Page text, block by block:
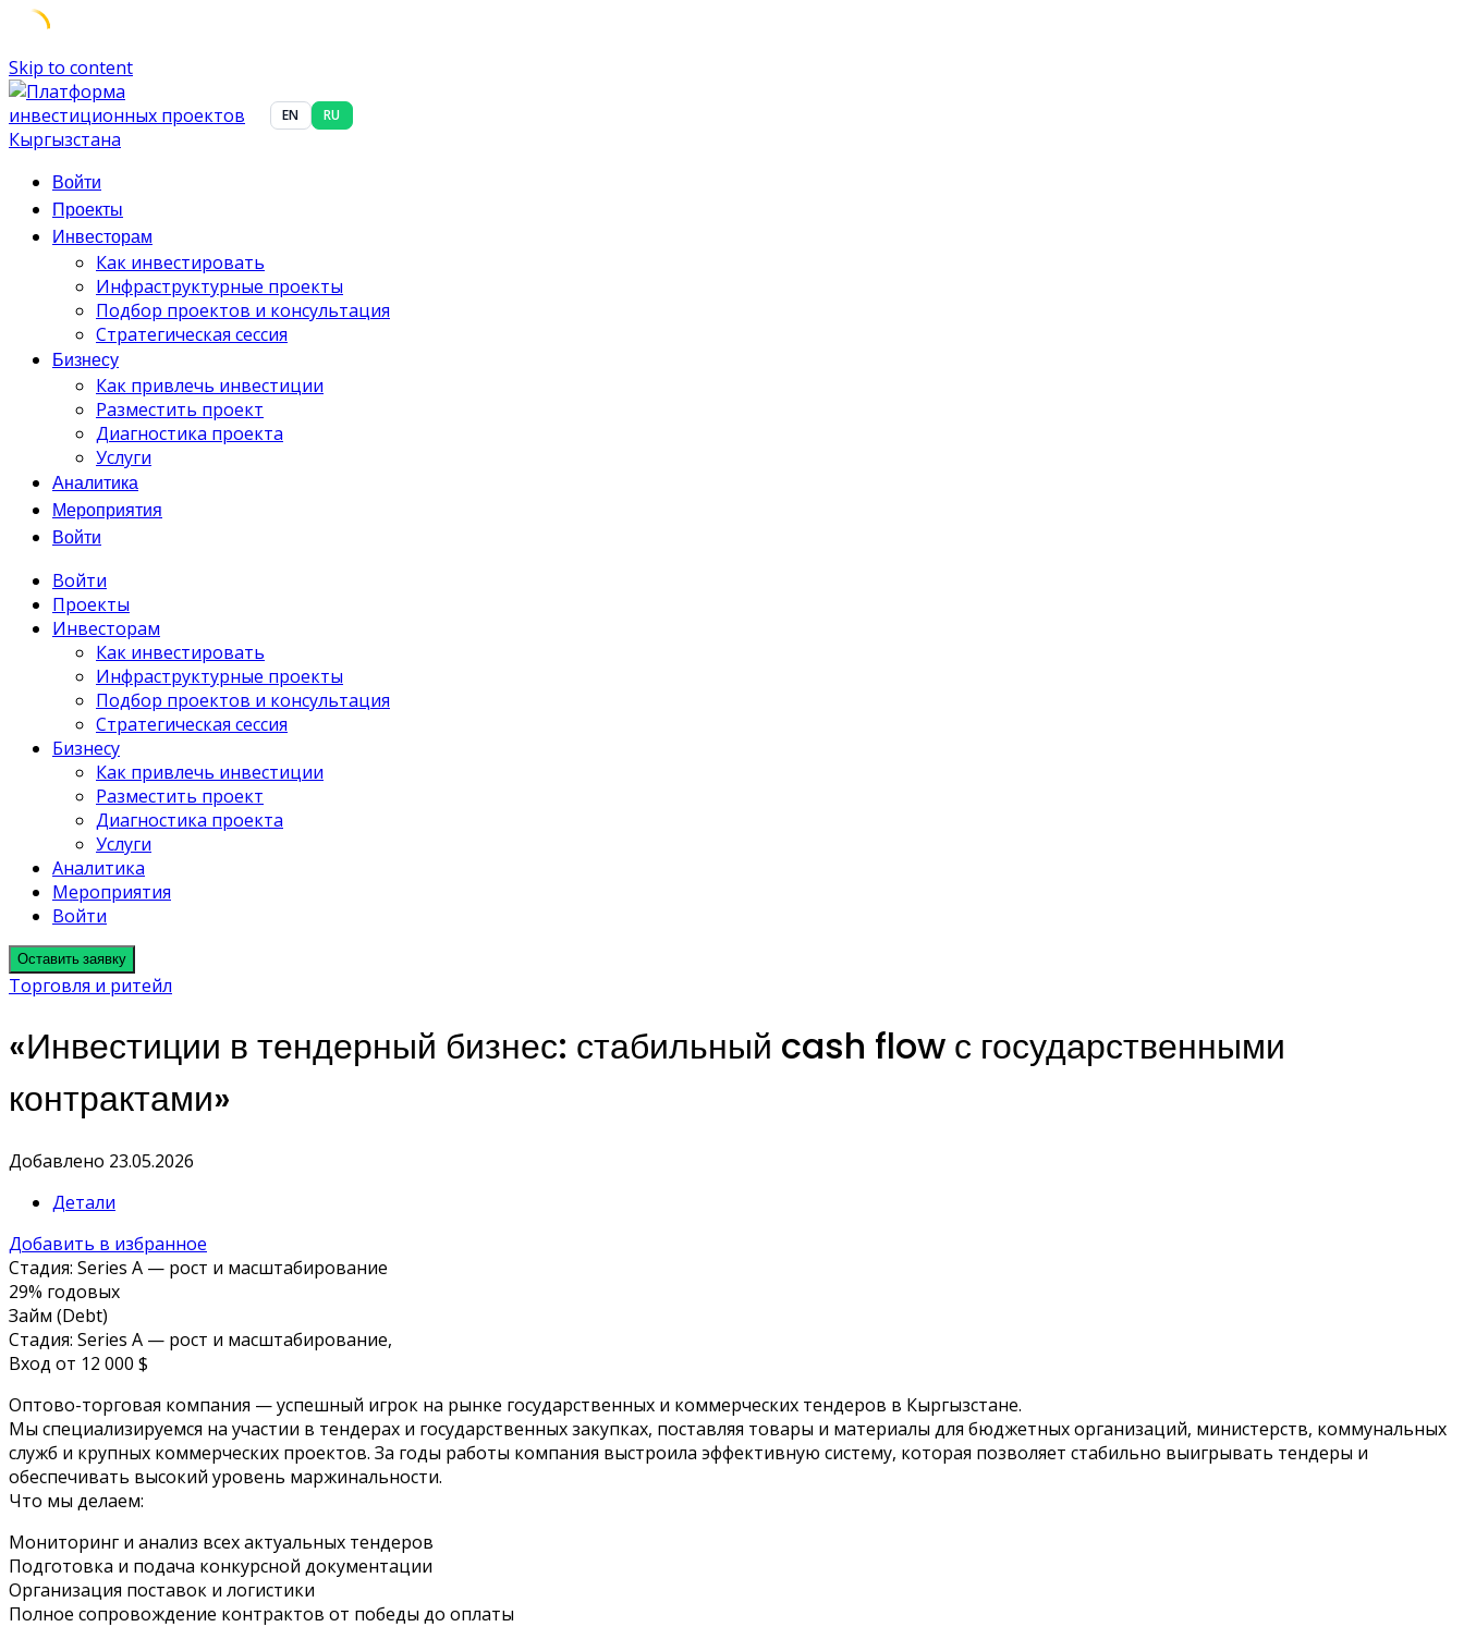
Skip to content
EN RU
Войти
Проекты
Инвесторам
Как инвестировать
Инфраструктурные проекты
Подбор проектов и консультация
Стратегическая сессия
Бизнесу
Как привлечь инвестиции
Разместить проект
Диагностика проекта
Услуги
Аналитика
Мероприятия
Войти
Войти
Проекты
Инвесторам
Как инвестировать
Инфраструктурные проекты
Подбор проектов и консультация
Стратегическая сессия
Бизнесу
Как привлечь инвестиции
Разместить проект
Диагностика проекта
Услуги
Аналитика
Мероприятия
Войти
Оставить заявку
Торговля и ритейл
«Инвестиции в тендерный бизнес: стабильный cash flow с государственными
контрактами»
Добавлено 23.05.2026
Детали
Добавить в избранное
Стадия: Series A — рост и масштабирование
29% годовых
Займ (Debt)
Стадия: Series A — рост и масштабирование,
Вход от 12 000 $
Оптово-торговая компания — успешный игрок на рынке государственных и коммерческих тендеров в Кыргызстане.
Мы специализируемся на участии в тендерах и государственных закупках, поставляя товары и материалы для бюджетных организаций, министерств, коммунальных
служб и крупных коммерческих проектов. За годы работы компания выстроила эффективную систему, которая позволяет стабильно выигрывать тендеры и
обеспечивать высокий уровень маржинальности.
Что мы делаем:
Мониторинг и анализ всех актуальных тендеров
Подготовка и подача конкурсной документации
Организация поставок и логистики
Полное сопровождение контрактов от победы до оплаты